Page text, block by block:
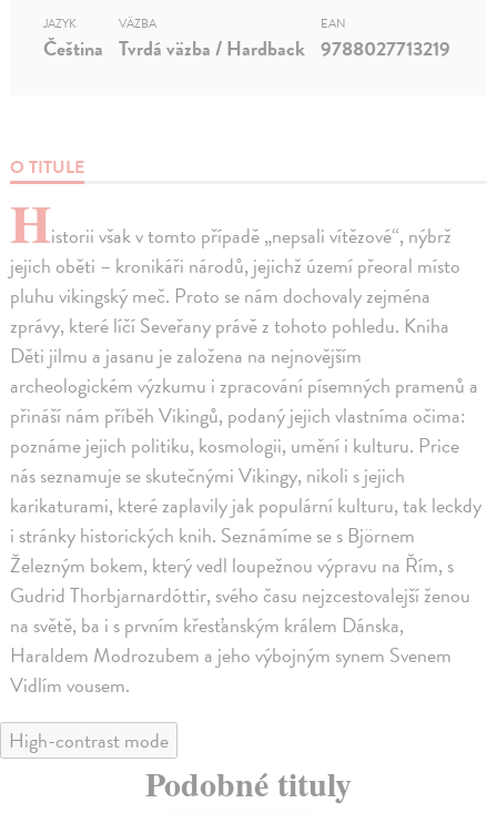
O TITULE
Historii však v tomto případě „nepsali vítězové“, nýbrž
jejich oběti – kronikáři národů, jejichž území přeoral místo
pluhu vikingský meč. Proto se nám dochovaly zejména
zprávy, které líčí Seveřany právě z tohoto pohledu. Kniha
Děti jilmu a jasanu je založena na nejnovějším
archeologickém výzkumu i zpracování písemných pramenů a
přináší nám příběh Vikingů, podaný jejich vlastníma očima:
poznáme jejich politiku, kosmologii, umění i kulturu. Price
nás seznamuje se skutečnými Vikingy, nikoli s jejich
karikaturami, které zaplavily jak populární kulturu, tak leckdy
i stránky historických knih. Seznámíme se s Björnem
Železným bokem, který vedl loupežnou výpravu na Řím, s
Gudrid Thorbjarnardóttir, svého času nejzcestovalejší ženou
na světě, ba i s prvním křesťanským králem Dánska,
Haraldem Modrozubem a jeho výbojným synem Svenem
Vidlím vousem.
JAZYK
Čeština
VÄZBA
Tvrdá väzba / Hardback
EAN
9788027713219
High-contrast mode
Podobné tituly